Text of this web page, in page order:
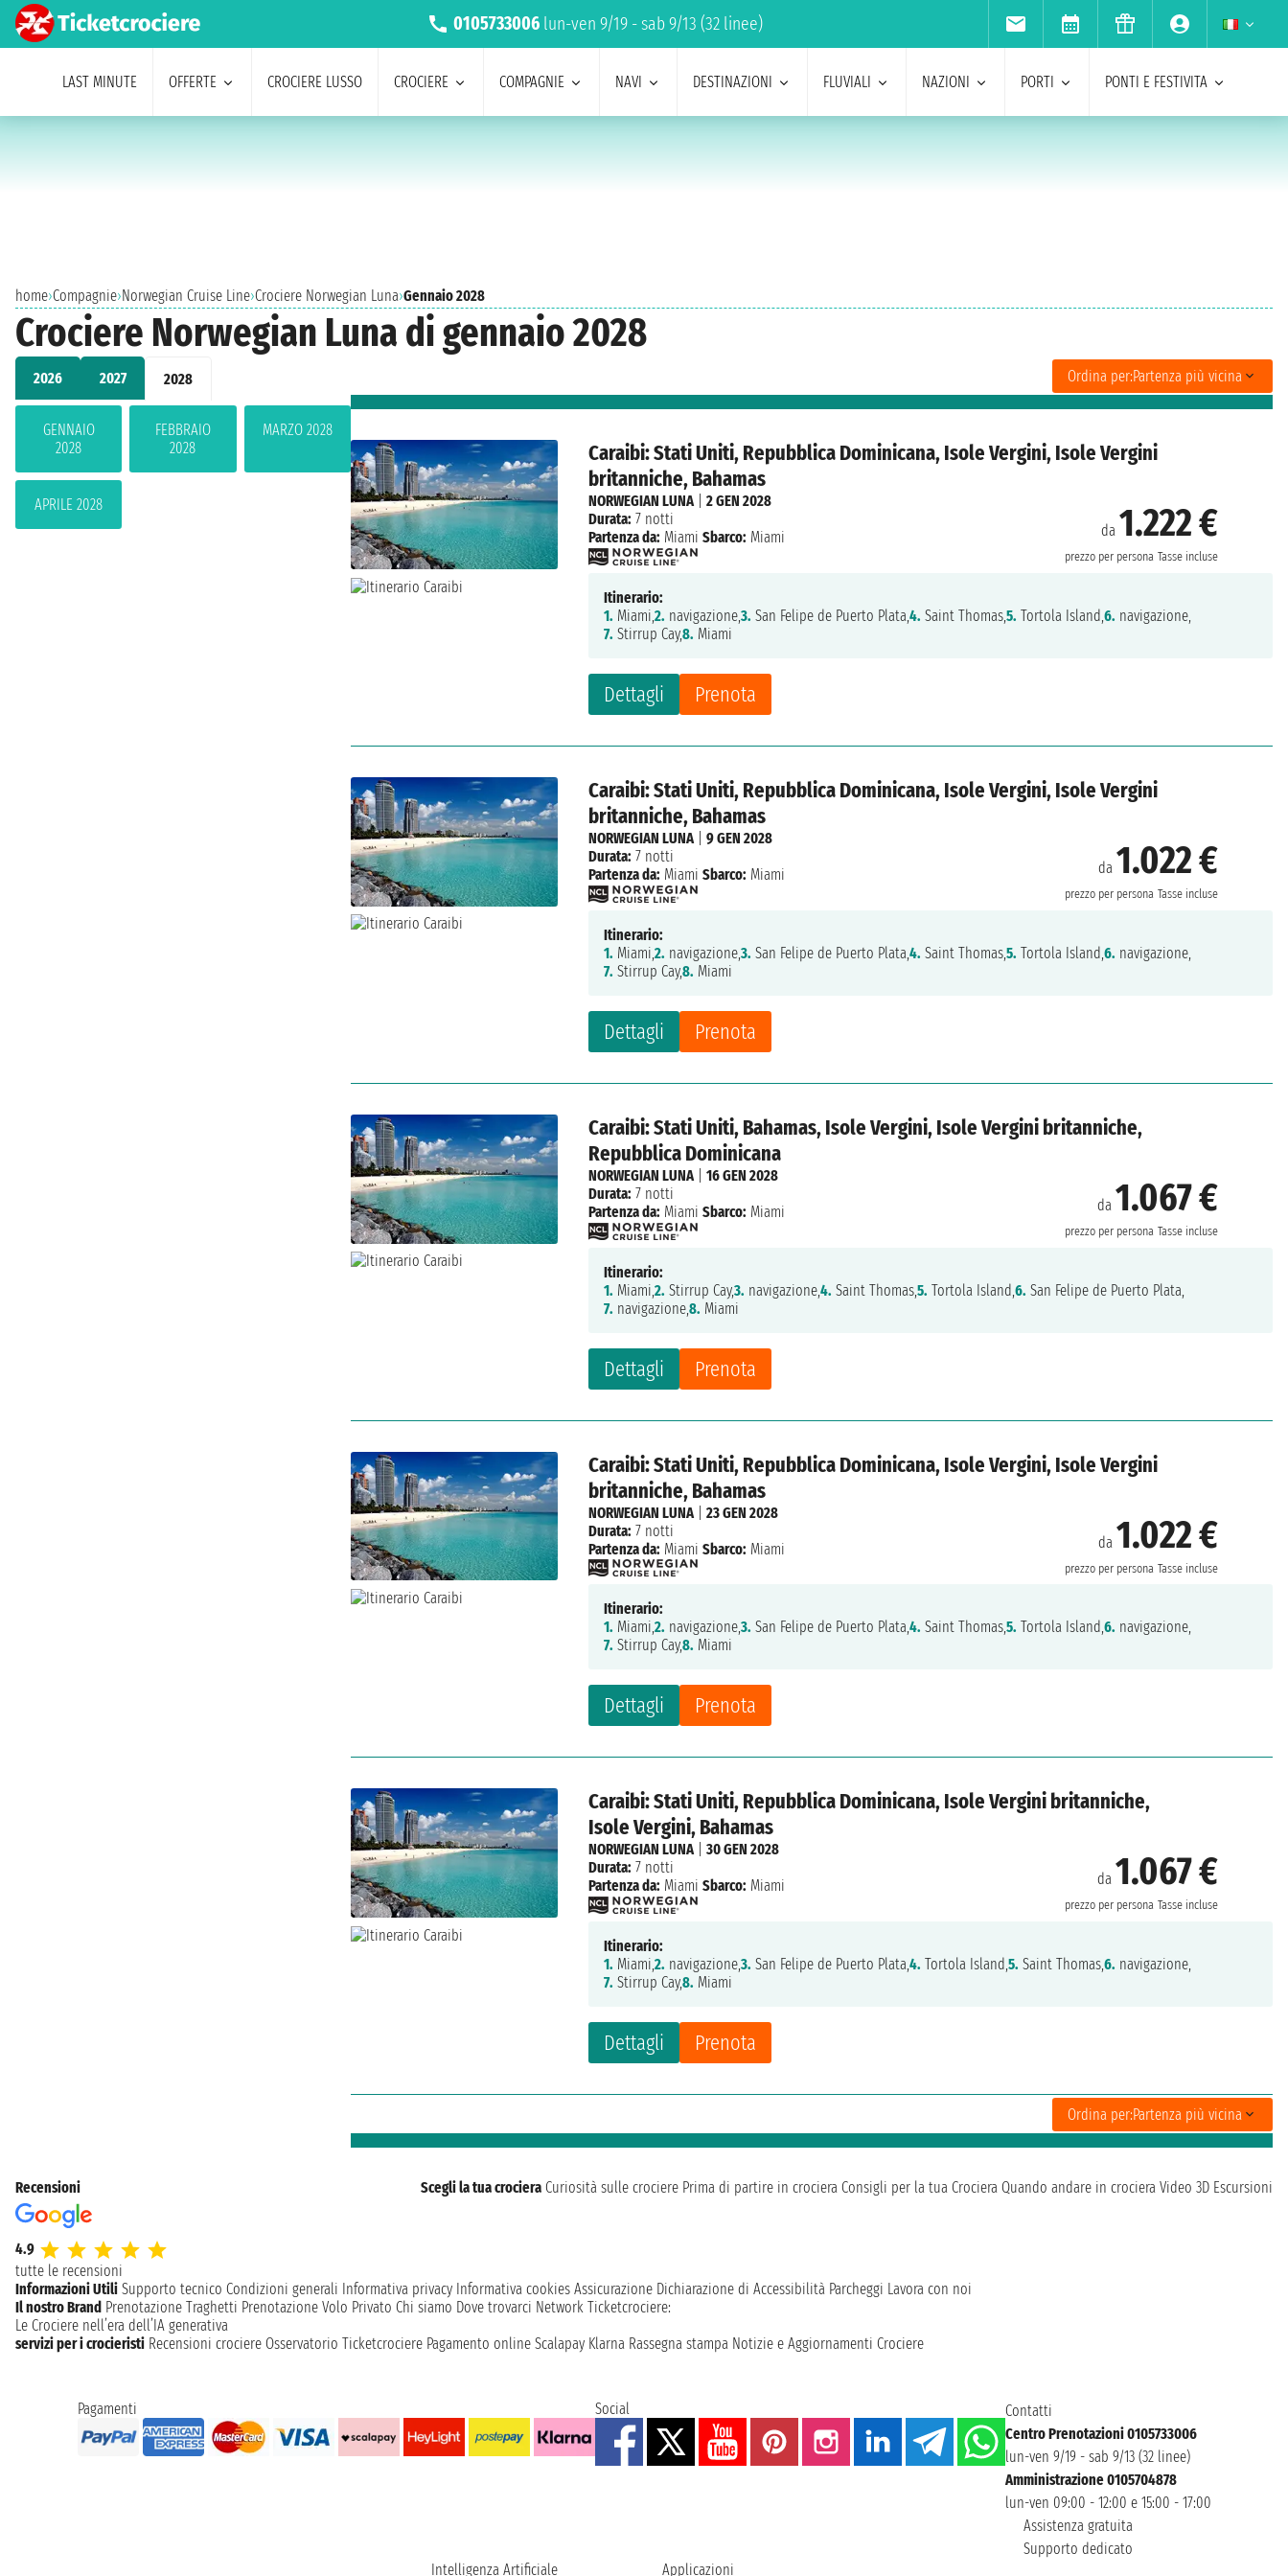
0105733006 lun-ven 9/19 - sab 9/13 (32 linee)
LAST MINUTE OFFERTE CROCIERE LUSSO CROCIERE COMPAGNIE NAVI DESTINAZIONI FLUVIALI NAZIONI PORTI PONTI E FESTIVITA
home›Compagnie›Norwegian Cruise Line›Crociere Norwegian Luna›Gennaio 2028
Crociere Norwegian Luna di gennaio 2028
2026 2027 2028
GENNAIO
2028
FEBBRAIO
2028
MARZO 2028
APRILE 2028
Ordina per:Partenza più vicina
Caraibi: Stati Uniti, Repubblica Dominicana, Isole Vergini, Isole Vergini
britanniche, Bahamas
da 1.222 €
prezzo per persona Tasse incluse
Dettagli Prenota
NORWEGIAN LUNA|2 GEN 2028
Durata: 7 notti
Partenza da: Miami Sbarco: Miami
Itinerario:
1. Miami,2. navigazione,3. San Felipe de Puerto Plata,4. Saint Thomas,5. Tortola Island,6. navigazione,
7. Stirrup Cay,8. Miami
Caraibi: Stati Uniti, Repubblica Dominicana, Isole Vergini, Isole Vergini
britanniche, Bahamas
da 1.022 €
prezzo per persona Tasse incluse
Dettagli Prenota
NORWEGIAN LUNA|9 GEN 2028
Durata: 7 notti
Partenza da: Miami Sbarco: Miami
Itinerario:
1. Miami,2. navigazione,3. San Felipe de Puerto Plata,4. Saint Thomas,5. Tortola Island,6. navigazione,
7. Stirrup Cay,8. Miami
Caraibi: Stati Uniti, Bahamas, Isole Vergini, Isole Vergini britanniche,
Repubblica Dominicana
da 1.067 €
prezzo per persona Tasse incluse
Dettagli Prenota
NORWEGIAN LUNA|16 GEN 2028
Durata: 7 notti
Partenza da: Miami Sbarco: Miami
Itinerario:
1. Miami,2. Stirrup Cay,3. navigazione,4. Saint Thomas,5. Tortola Island,6. San Felipe de Puerto Plata,
7. navigazione,8. Miami
Caraibi: Stati Uniti, Repubblica Dominicana, Isole Vergini, Isole Vergini
britanniche, Bahamas
da 1.022 €
prezzo per persona Tasse incluse
Dettagli Prenota
NORWEGIAN LUNA |23 GEN 2028
Durata: 7 notti
Partenza da: Miami Sbarco: Miami
Itinerario:
1. Miami,2. navigazione,3. San Felipe de Puerto Plata,4. Saint Thomas,5. Tortola Island,6. navigazione,
7. Stirrup Cay,8. Miami
Caraibi: Stati Uniti, Repubblica Dominicana, Isole Vergini britanniche,
Isole Vergini, Bahamas
da 1.067 €
prezzo per persona Tasse incluse
Dettagli Prenota
NORWEGIAN LUNA|30 GEN 2028
Durata: 7 notti
Partenza da: Miami Sbarco: Miami
Itinerario:
1. Miami,2. navigazione,3. San Felipe de Puerto Plata,4. Tortola Island,5. Saint Thomas,6. navigazione,
7. Stirrup Cay,8. Miami
Ordina per:Partenza più vicina
Recensioni
4.9
tutte le recensioni
Scegli la tua crociera Curiosità sulle crociere Prima di partire in crociera Consigli per la tua Crociera Quando andare in crociera Video 3D Escursioni
Informazioni Utili Supporto tecnico Condizioni generali Informativa privacy Informativa cookies Assicurazione Dichiarazione di Accessibilità Parcheggi Lavora con noi
Il nostro Brand Prenotazione Traghetti Prenotazione Volo Privato Chi siamo Dove trovarci Network Ticketcrociere:
Le Crociere nell’era dell’IA generativa
servizi per i crocieristi Recensioni crociere Osservatorio Ticketcrociere Pagamento online Scalapay Klarna Rassegna stampa Notizie e Aggiornamenti Crociere
Pagamenti Social
Contatti
Centro Prenotazioni 0105733006
lun-ven 9/19 - sab 9/13 (32 linee)
Amministrazione 0105704878
lun-ven 09:00 - 12:00 e 15:00 - 17:00
Assistenza gratuita
Supporto dedicato
Intelligenza Artificiale
Applicazioni